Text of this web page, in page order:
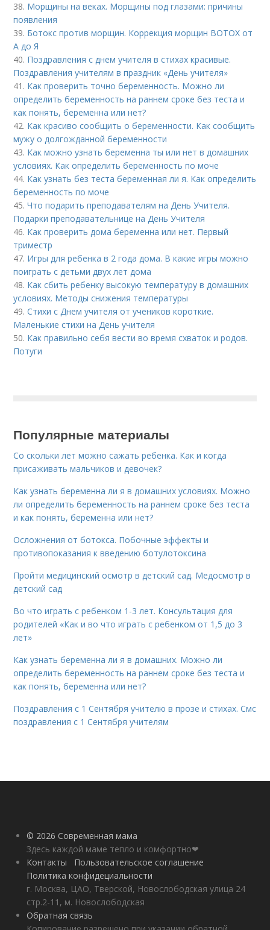
38. Морщины на веках. Морщины под глазами: причины
появления
39. Ботокс против морщин. Коррекция морщин BOTOX от
А до Я
40. Поздравления с днем учителя в стихах красивые.
Поздравления учителям в праздник «День учителя»
41. Как проверить точно беременность. Можно ли
определить беременность на раннем сроке без теста и
как понять, беременна или нет?
42. Как красиво сообщить о беременности. Как сообщить
мужу о долгожданной беременности
43. Как можно узнать беременна ты или нет в домашних
условиях. Как определить беременность по моче
44. Как узнать без теста беременная ли я. Как определить
беременность по моче
45.Что подарить преподавателям на День Учителя.
Подарки преподавательнице на День Учителя
46. Как проверить дома беременна или нет. Первый
триместр
47. Игры для ребенка в 2 года дома. В какие игры можно
поиграть с детьми двух лет дома
48. Как сбить ребенку высокую температуру в домашних
условиях. Методы снижения температуры
49.Стихи с Днем учителя от учеников короткие.
Маленькие стихи на День учителя
50. Как правильно себя вести во время схваток и родов.
Потуги
Популярные материалы
Со скольки лет можно сажать ребенка. Как и когда
присаживать мальчиков и девочек?
Как узнать беременна ли я в домашних условиях. Можно
ли определить беременность на раннем сроке без теста
и как понять, беременна или нет?
Осложнения от ботокса. Побочные эффекты и
противопоказания к введению ботулотоксина
Пройти медицинский осмотр в детский сад. Медосмотр в
детский сад
Во что играть с ребенком 1-3 лет. Консультация для
родителей «Как и во что играть с ребенком от 1,5 до 3
лет»
Как узнать беременна ли я в домашних. Можно ли
определить беременность на раннем сроке без теста и
как понять, беременна или нет?
Поздравления с 1 Сентября учителю в прозе и стихах. Смс
поздравления с 1 Сентября учителям
© 2026 Современная мама
Здесь каждой маме тепло и комфортно❤
Контакты
Пользовательское соглашение
Политика конфидециальности
г. Москва, ЦАО, Тверской, Новослободская улица 24
стр.2-11, м. Новослободская
Обратная связь